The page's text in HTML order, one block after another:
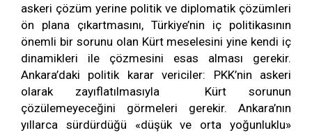
askeri çözüm yerine politik ve diplomatik çözümleri
ön plana çıkartmasını, Türkiye’nin iç politikasının
önemli bir sorunu olan Kürt meselesini yine kendi iç
dinamikleri ile çözmesini esas alması gerekir.
Ankara’daki politik karar vericiler: PKK’nin askeri
olarak zayıflatılmasıyla Kürt sorunun
çözülemeyeceğini görmeleri gerekir. Ankara’nın
yıllarca sürdürdüğü «düşük ve orta yoğunluklu»